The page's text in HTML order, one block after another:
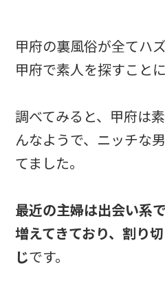
甲府の裏風俗が全てハ
甲府で素人を探すこと
調べてみると、甲府は
んなようで、ニッチな
てました。
最近の主婦は出会い系
増えてきており、割り
じです。